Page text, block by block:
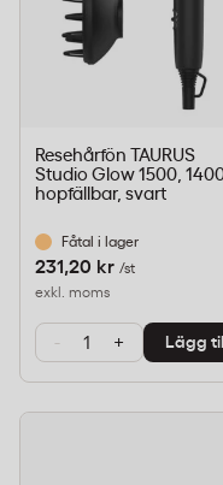
Resehårfön TAURUS
Studio Glow 1500,
hopfällbar, svart
Fåtal i lager
231,20 kr /st
exkl. moms
- + Lägg till